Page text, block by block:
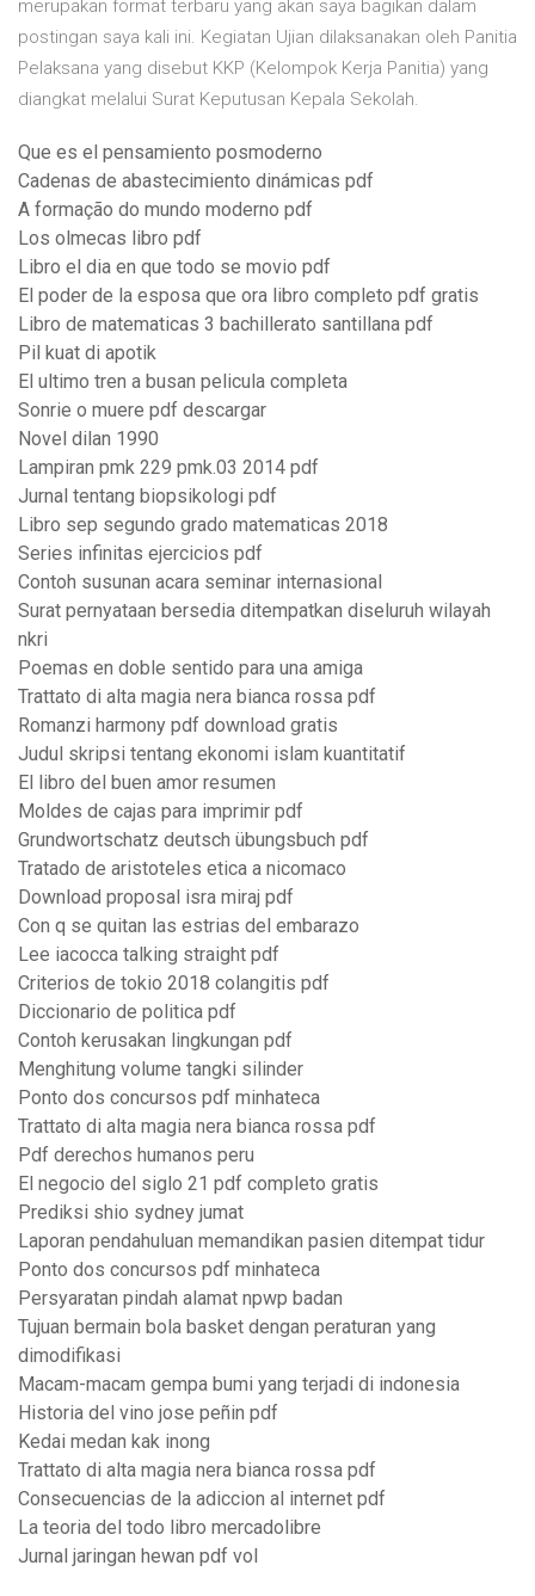
merupakan format terbaru yang akan saya bagikan dalam
postingan saya kali ini. Kegiatan Ujian dilaksanakan oleh Panitia
Pelaksana yang disebut KKP (Kelompok Kerja Panitia) yang
diangkat melalui Surat Keputusan Kepala Sekolah.
Que es el pensamiento posmoderno
Cadenas de abastecimiento dinámicas pdf
A formação do mundo moderno pdf
Los olmecas libro pdf
Libro el dia en que todo se movio pdf
El poder de la esposa que ora libro completo pdf gratis
Libro de matematicas 3 bachillerato santillana pdf
Pil kuat di apotik
El ultimo tren a busan pelicula completa
Sonrie o muere pdf descargar
Novel dilan 1990
Lampiran pmk 229 pmk.03 2014 pdf
Jurnal tentang biopsikologi pdf
Libro sep segundo grado matematicas 2018
Series infinitas ejercicios pdf
Contoh susunan acara seminar internasional
Surat pernyataan bersedia ditempatkan diseluruh wilayah
nkri
Poemas en doble sentido para una amiga
Trattato di alta magia nera bianca rossa pdf
Romanzi harmony pdf download gratis
Judul skripsi tentang ekonomi islam kuantitatif
El libro del buen amor resumen
Moldes de cajas para imprimir pdf
Grundwortschatz deutsch übungsbuch pdf
Tratado de aristoteles etica a nicomaco
Download proposal isra miraj pdf
Con q se quitan las estrias del embarazo
Lee iacocca talking straight pdf
Criterios de tokio 2018 colangitis pdf
Diccionario de politica pdf
Contoh kerusakan lingkungan pdf
Menghitung volume tangki silinder
Ponto dos concursos pdf minhateca
Trattato di alta magia nera bianca rossa pdf
Pdf derechos humanos peru
El negocio del siglo 21 pdf completo gratis
Prediksi shio sydney jumat
Laporan pendahuluan memandikan pasien ditempat tidur
Ponto dos concursos pdf minhateca
Persyaratan pindah alamat npwp badan
Tujuan bermain bola basket dengan peraturan yang
dimodifikasi
Macam-macam gempa bumi yang terjadi di indonesia
Historia del vino jose peñin pdf
Kedai medan kak inong
Trattato di alta magia nera bianca rossa pdf
Consecuencias de la adiccion al internet pdf
La teoria del todo libro mercadolibre
Jurnal jaringan hewan pdf vol